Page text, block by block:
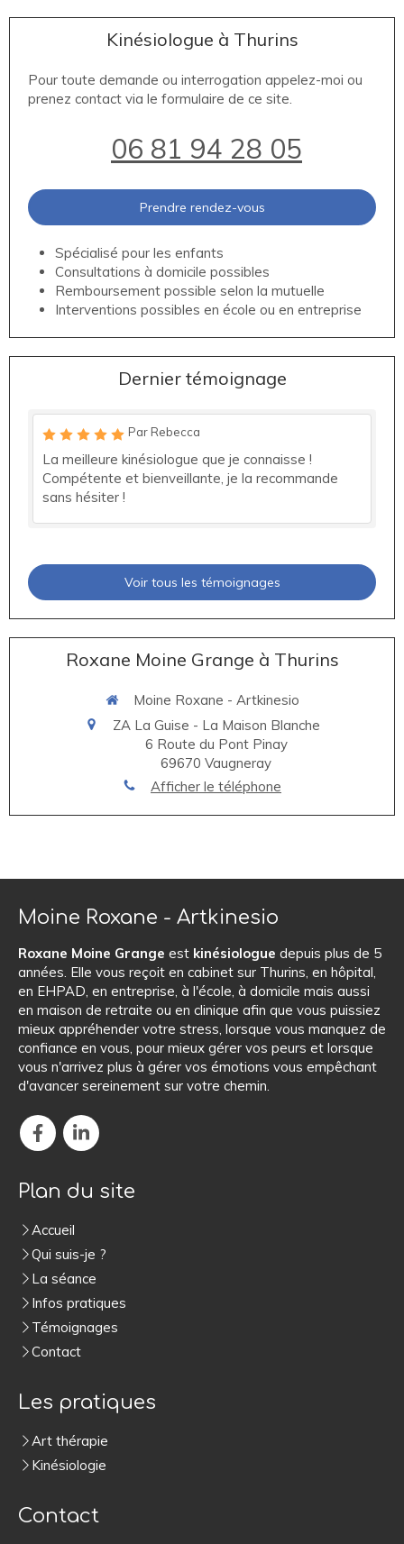
Kinésiologue à Thurins
Pour toute demande ou interrogation appelez-moi ou
prenez contact via le formulaire de ce site.
06 81 94 28 05
Prendre rendez-vous
Spécialisé pour les enfants
Consultations à domicile possibles
Remboursement possible selon la mutuelle
Interventions possibles en école ou en entreprise
Dernier témoignage
Par Rebecca
La meilleure kinésiologue que je connaisse !
Compétente et bienveillante, je la recommande
sans hésiter !
Voir tous les témoignages
Roxane Moine Grange à Thurins
Moine Roxane - Artkinesio
ZA La Guise - La Maison Blanche
6 Route du Pont Pinay
69670 Vaugneray
Afficher le téléphone
Moine Roxane - Artkinesio
Roxane Moine Grange est kinésiologue depuis plus de 5
années. Elle vous reçoit en cabinet sur Thurins, en hôpital,
en EHPAD, en entreprise, à l'école, à domicile mais aussi
en maison de retraite ou en clinique afin que vous puissiez
mieux appréhender votre stress, lorsque vous manquez de
confiance en vous, pour mieux gérer vos peurs et lorsque
vous n'arrivez plus à gérer vos émotions vous empêchant
d'avancer sereinement sur votre chemin.
Plan du site
Accueil
Qui suis-je ?
La séance
Infos pratiques
Témoignages
Contact
Les pratiques
Art thérapie
Kinésiologie
Contact